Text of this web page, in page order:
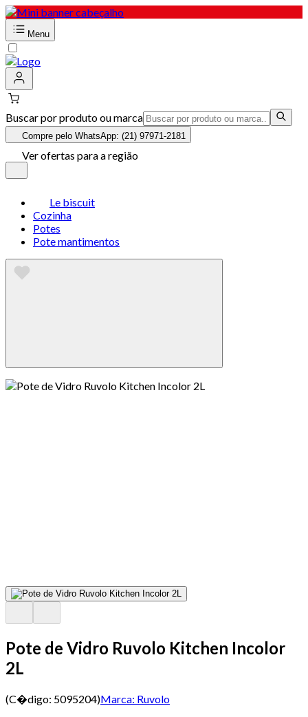
Menu
Buscar por produto ou marca
Compre pelo WhatsApp: (21) 97971-2181
Ver ofertas para a região
Le biscuit
Cozinha
Potes
Pote mantimentos
Pote de Vidro Ruvolo Kitchen Incolor
2L
(C�digo: 5095204)Marca: Ruvolo